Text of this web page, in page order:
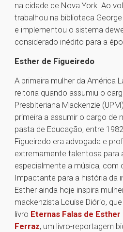
na cidade de Nova York. Ao
trabalhou na biblioteca
e implementou o sistema
considerado inédito para a
Esther de Figueiredo
A primeira mulher da América
reitoria quando assumiu o
Presbiteriana Mackenzie
primeira a assumir o cargo de
pasta de Educação, entre
Figueiredo era advogada e
extremamente talentosa para
especialmente a música, com
Impactante para a história da
Esther ainda hoje inspira
mackenzista Louise Diório,
livro Eternas Falas de
Ferraz, um livro-reportagem